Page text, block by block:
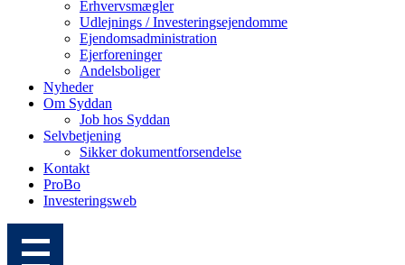
Erhvervsmægler
Udlejnings / Investeringsejendomme
Ejendomsadministration
Ejerforeninger
Andelsboliger
Nyheder
Om Syddan
Job hos Syddan
Selvbetjening
Sikker dokumentforsendelse
Kontakt
ProBo
Investeringsweb